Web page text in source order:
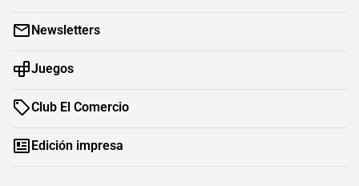
Newsletters
Juegos
Club El Comercio
Edición impresa